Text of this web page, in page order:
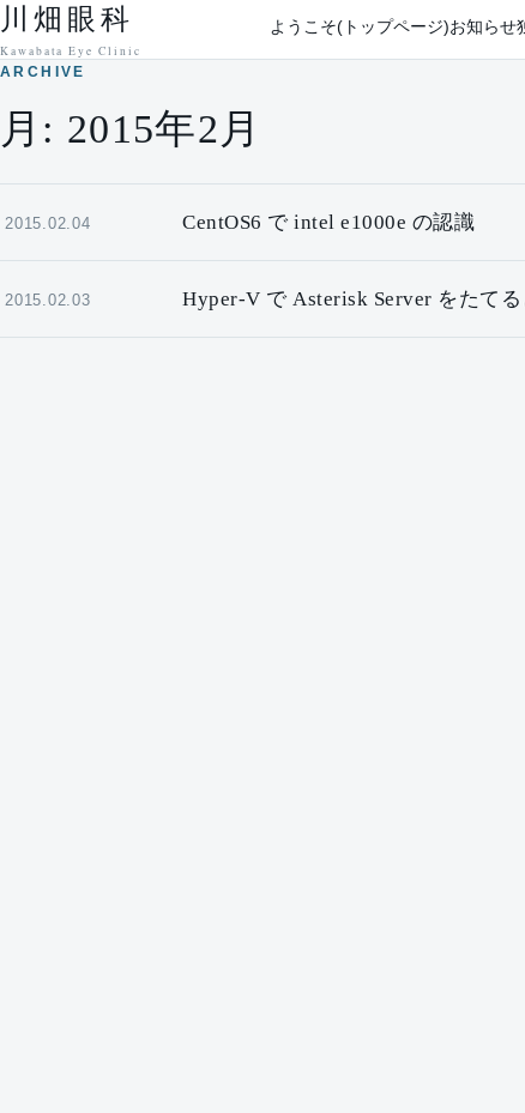
本文へ移動
川畑眼科
Kawabata Eye Clinic
ようこそ(トップページ)お知らせ
ARCHIVE
月: 2015年2月
2015.02.04 CentOS6 で intel e1000e の認識
2015.02.03 Hyper-V で Asterisk Server をたて